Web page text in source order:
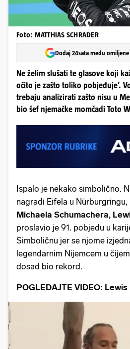
Foto: MATTHIAS SCHRADER
Dodaj 24sata među
Ne želim slušati te glasove koji
očito je zašto toliko pobjeđuje’.
trebaju analizirati zašto nisu u
bio šef njemačke momčadi Toto
Ispalo je nekako simbolično.
nagradi Eifela u Nürburgringu,
Michaela Schumachera,
proslavio je 91. pobjedu u
Simboličnu jer se njome
legendarnim Nijemcem u
dosad bio rekord.
POGLEDAJTE VIDEO: